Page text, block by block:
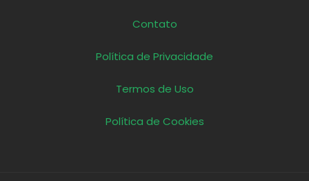
Contato
Política de Privacidade
Termos de Uso
Política de Cookies